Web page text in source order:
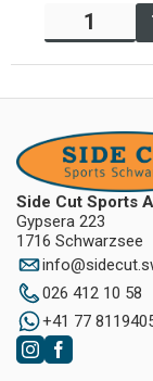
Side Cut Sports
Gypsera 223
1716 Schwarzsee
info@
026 412 10 58
+41 77